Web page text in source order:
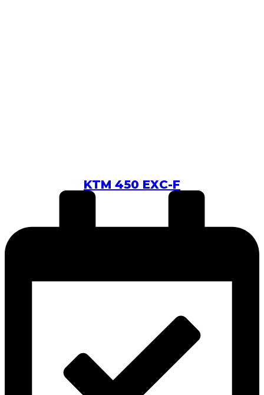
KTM 450 EXC-F